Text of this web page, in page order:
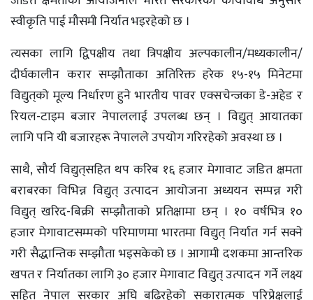
स्वीकृति पाई मौसमी निर्यात भइरहेको छ ।
त्यसका लागि द्विपक्षीय तथा त्रिपक्षीय अल्पकालीन/मध्यकालीन/
दीर्घकालीन करार सम्झौताका अतिरिक्त हरेक १५-१५ मिनेटमा
विद्युत्‌‌को मूल्य निर्धारण हुने भारतीय पावर एक्सचेन्जका डे-अहेड र
रियल-टाइम बजार नेपाललाई उपलब्ध छन् । विद्युत् आयातका
लागि पनि यी बजारहरू नेपालले उपयोग गरिरहेको अवस्था छ ।
साथै, सौर्य विद्युत्‌सहित थप करिब १६ हजार मेगावाट जडित क्षमता
बराबरका विभिन्न विद्युत् उत्पादन आयोजना अध्ययन सम्पन्न गरी
विद्युत् खरिद-बिक्री सम्झौताको प्रतिक्षामा छन् । १० वर्षभित्र १०
हजार मेगावाटसम्मको परिमाणमा भारतमा विद्युत् निर्यात गर्न सक्ने
गरी सैद्धान्तिक सम्झौता भइसकेको छ । आगामी दशकमा आन्तरिक
खपत र निर्यातका लागि ३० हजार मेगावाट विद्युत् उत्पादन गर्ने लक्ष्य